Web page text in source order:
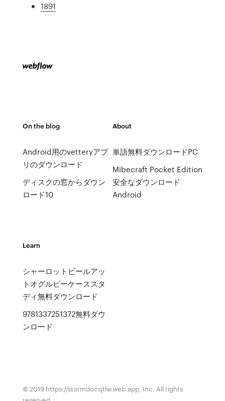
1891
On the blog
Android用のvetteryアプ
リのダウンロード
ディスクの窓からダウン
ロード10
About
単語無料ダウンロードPC
Mibecraft Pocket Edition
安全なダウンロード
Android
Learn
シャーロットビールアッ
トオグルビーケーススタ
ディ無料ダウンロード
9781337251372無料ダウ
ンロード
© 2019 https://stormdocsjtlw.web.app, Inc. All rights